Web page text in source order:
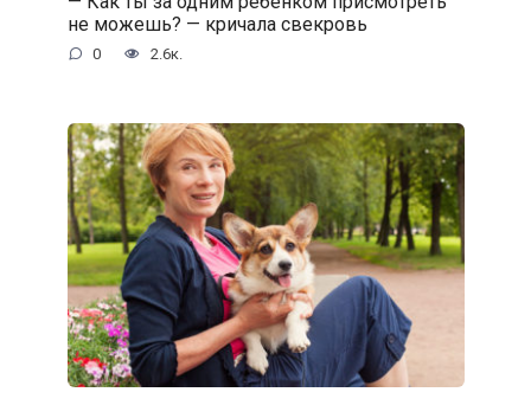
не можешь? — кричала свекровь
0 2.6к.